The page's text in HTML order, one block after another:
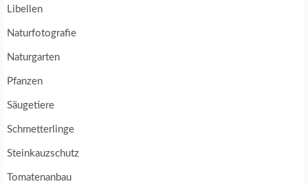
Libellen
Naturfotografie
Naturgarten
Pfanzen
Säugetiere
Schmetterlinge
Steinkauzschutz
Tomatenanbau